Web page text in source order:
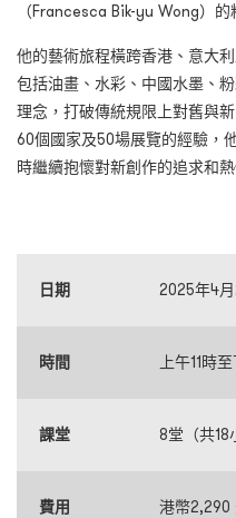
（Francesca Bik-yu Wong）的
他的藝術旅程橫跨香港、意大
包括油畫、水彩、中國水墨、
理念，打破傳統規限上對舊與
60個國家及50場展覽的經驗，
時繼續抱懷對新創作的追求和熱
日期 2025年4月
時間 上午11時
課堂 8堂（共18
費用 港幣2,290